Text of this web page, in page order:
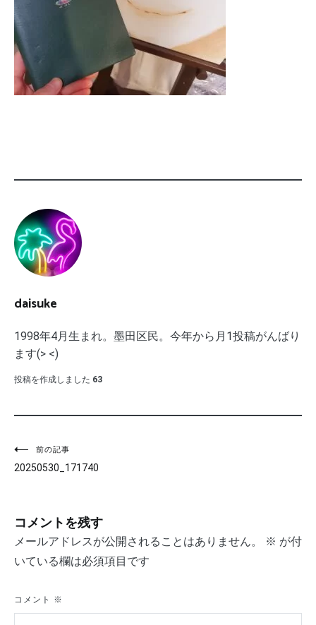
daisuke
1998年4月生まれ。墨田区民。今年から月1投稿がんばり
ます(> <)
投稿を作成しました 63
投
稿
ビ
ゲ
シ
前の記事
20250530_171740
コメントを残す
メールアドレスが公開されることはありません。 ※ が付
いている欄は必須項目です
コメント ※